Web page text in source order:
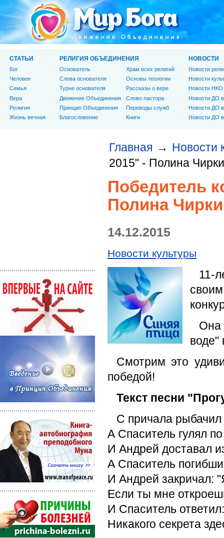
Главная → Новости
2015" - Полина
Победитель
Полина
14.12.2015
Новости культуры
11-
Она
воде"
Смотрим это
победой!
Текст песни
С причала
А Спаситель гулял
И Андрей доставал
А Спаситель
И Андрей закричал:
Если ты мне
И Спаситель
Никакого секрета
СТАТЬИ
Бог
Человек
Cемья
Вера
Религия
Жизнь вечная
РЕЛИГИЯ ОБЪЕДИНЕНИЯ
Основатель
Слова основателя
Турне основателя
Движение Объединения
Принцип Объединения
Благословение
Храм всех религий
Основы теологии
Рассказы о вере
Слово пастора
Переводы служб
Книги
НОВОСТИ
Новости
Новости
Новости НКО
Новости ДО
Новости ДО
Новости ДО